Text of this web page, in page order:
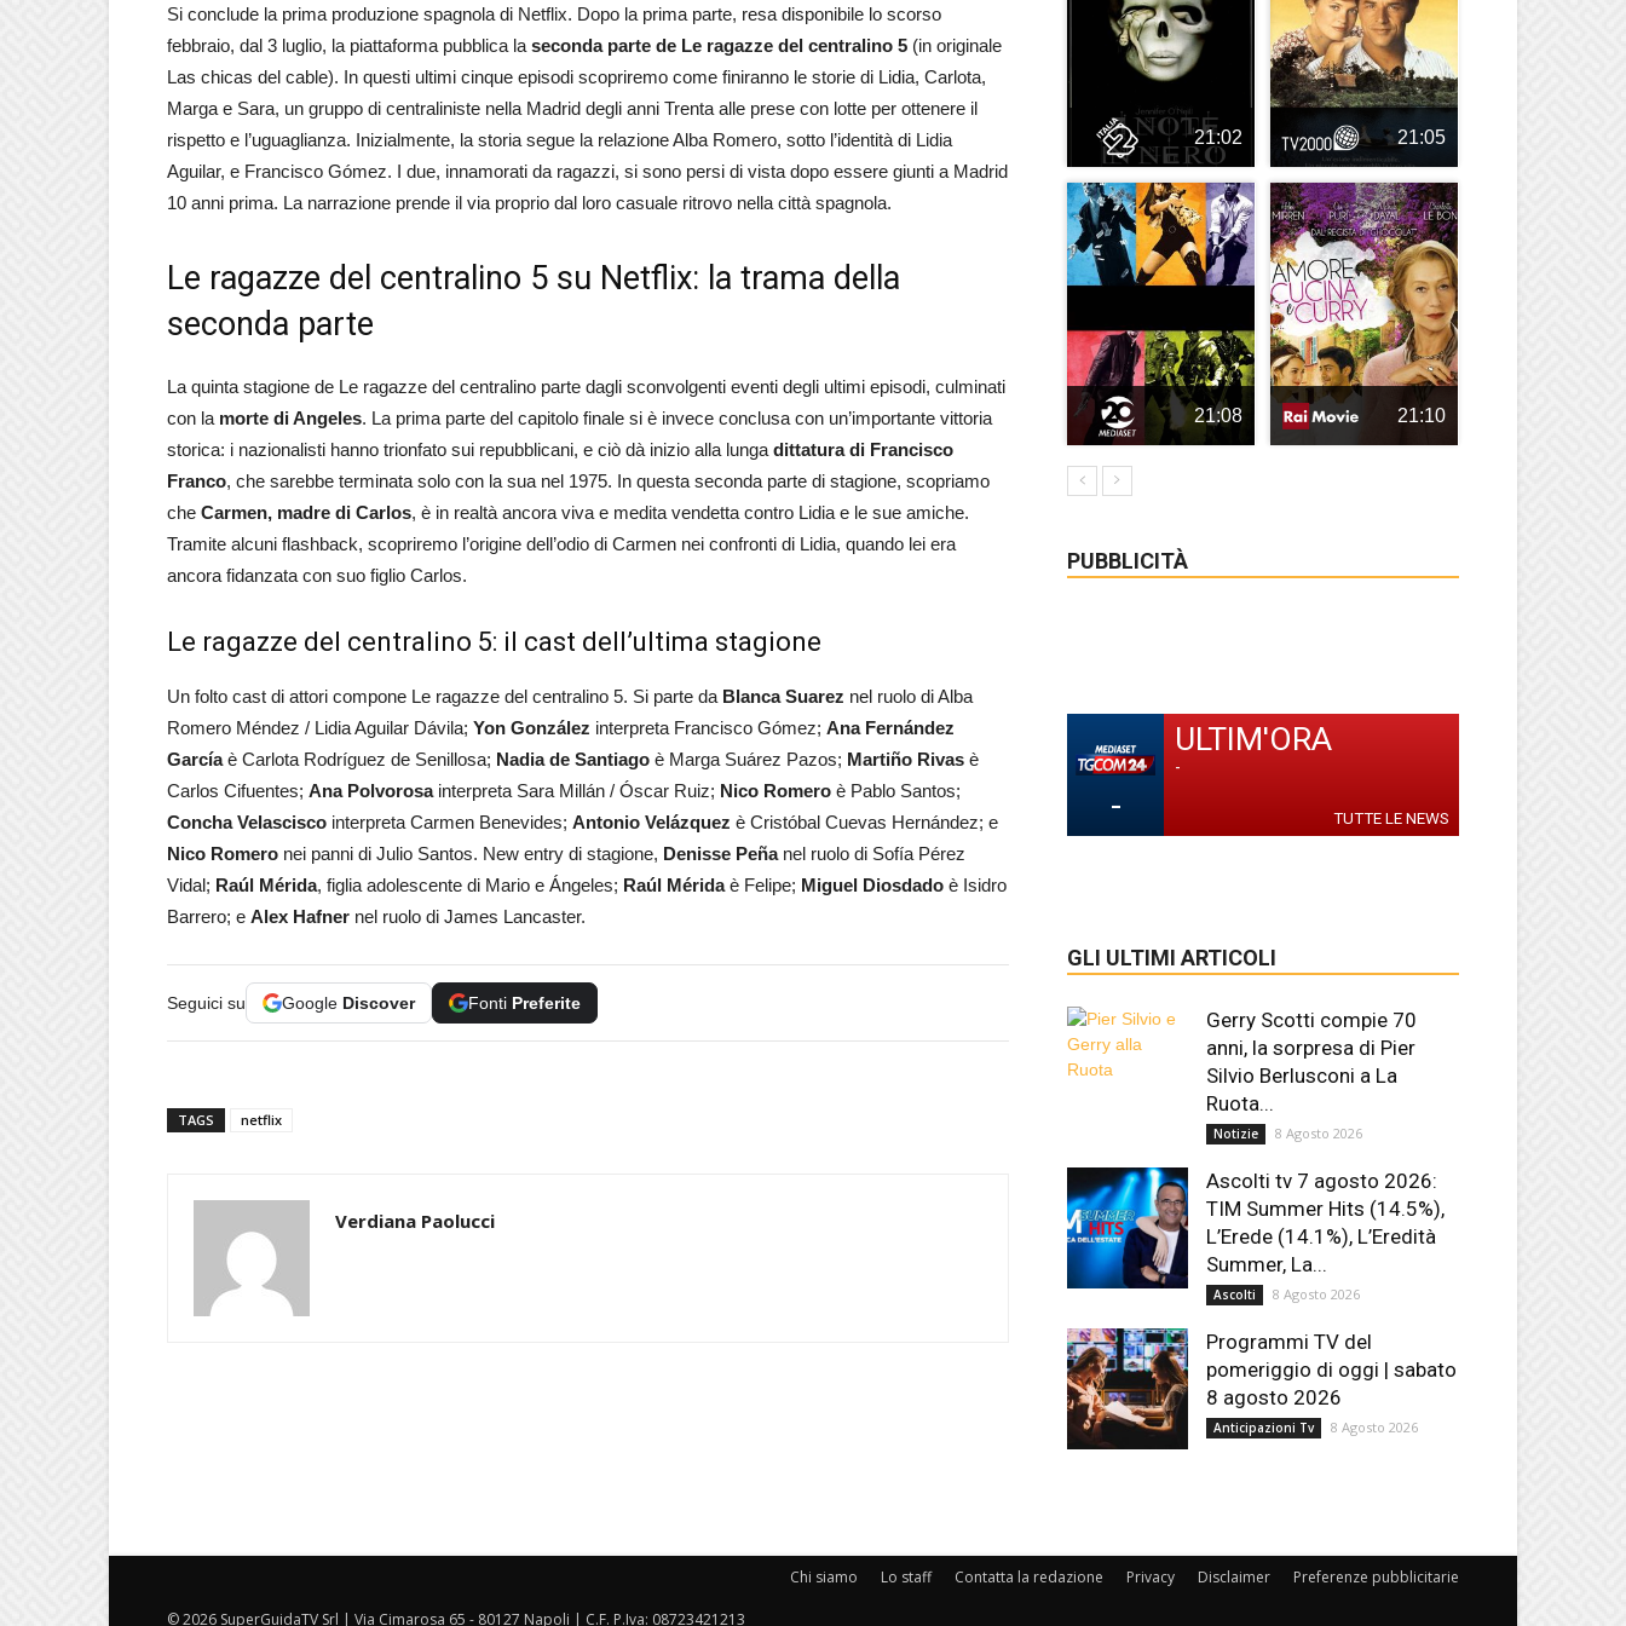
Si conclude la prima produzione spagnola di Netflix. Dopo la prima parte, resa disponibile lo scorso
febbraio, dal 3 luglio, la piattaforma pubblica la seconda parte de Le ragazze del centralino 5 (in originale
Las chicas del cable). In questi ultimi cinque episodi scopriremo come finiranno le storie di Lidia, Carlota,
Marga e Sara, un gruppo di centraliniste nella Madrid degli anni Trenta alle prese con lotte per ottenere il
rispetto e l’uguaglianza. Inizialmente, la storia segue la relazione Alba Romero, sotto l’identità di Lidia
Aguilar, e Francisco Gómez. I due, innamorati da ragazzi, si sono persi di vista dopo essere giunti a Madrid
10 anni prima. La narrazione prende il via proprio dal loro casuale ritrovo nella città spagnola.
Le ragazze del centralino 5 su Netflix: la trama della
seconda parte
La quinta stagione de Le ragazze del centralino parte dagli sconvolgenti eventi degli ultimi episodi, culminati
con la morte di Angeles. La prima parte del capitolo finale si è invece conclusa con un’importante vittoria
storica: i nazionalisti hanno trionfato sui repubblicani, e ciò dà inizio alla lunga dittatura di Francisco
Franco, che sarebbe terminata solo con la sua nel 1975. In questa seconda parte di stagione, scopriamo
che Carmen, madre di Carlos, è in realtà ancora viva e medita vendetta contro Lidia e le sue amiche.
Tramite alcuni flashback, scopriremo l’origine dell’odio di Carmen nei confronti di Lidia, quando lei era
ancora fidanzata con suo figlio Carlos.
Le ragazze del centralino 5: il cast dell’ultima stagione
Un folto cast di attori compone Le ragazze del centralino 5. Si parte da Blanca Suarez nel ruolo di Alba
Romero Méndez / Lidia Aguilar Dávila; Yon González interpreta Francisco Gómez; Ana Fernández
Garcíaè Carlota Rodríguez de Senillosa; Nadia de Santiago è Marga Suárez Pazos; Martiño Rivas è
Carlos Cifuentes; Ana Polvorosainterpreta Sara Millán / Óscar Ruiz; Nico Romero è Pablo Santos;
Concha Velascisco interpreta Carmen Benevides; Antonio Velázquez è Cristóbal Cuevas Hernández; e
Nico Romero nei panni di Julio Santos. New entry di stagione, Denisse Peñanel ruolo di Sofía Pérez
Vidal; Raúl Mérida, figlia adolescente di Mario e Ángeles; Raúl Méridaè Felipe; Miguel Diosdado è Isidro
Barrero; e Alex Hafner nel ruolo di James Lancaster.
Seguici su Google Discover Fonti Preferite
TAGS netflix
Verdiana Paolucci
21:02 21:05
21:08 21:10
PUBBLICITÀ
-
ULTIM'ORA
-
TUTTE LE NEWS
GLI ULTIMI ARTICOLI
Gerry Scotti compie 70
anni, la sorpresa di Pier
Silvio Berlusconi a La
Ruota...
Notizie 8 Agosto 2026
Ascolti tv 7 agosto 2026:
TIM Summer Hits (14.5%),
L’Erede (14.1%), L’Eredità
Summer, La...
Ascolti 8 Agosto 2026
Programmi TV del
pomeriggio di oggi | sabato
8 agosto 2026
Anticipazioni Tv 8 Agosto 2026
Chi siamo Lo staff Contatta la redazione Privacy Disclaimer Preferenze pubblicitarie
© 2026 SuperGuidaTV Srl | Via Cimarosa 65 - 80127 Napoli | C.F. P.Iva: 08723421213